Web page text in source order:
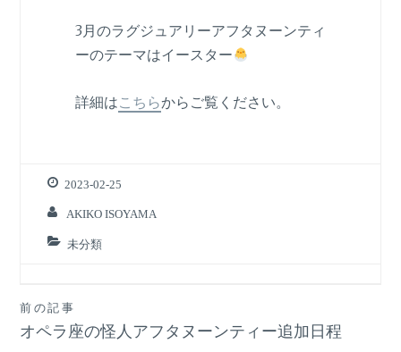
3月のラグジュアリーアフタヌーンティ
ーのテーマはイースター
詳細はこちらからご覧ください。
2023-02-25
AKIKO ISOYAMA
未分類
投
前の記事
オペラ座の怪人アフタヌーンティー追加日程